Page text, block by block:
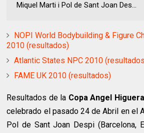
Miquel Marti i Pol de Sant Joan Des...
NOPI World Bodybuilding & Figure
2010 (resultados)
Atlantic States NPC 2010
FAME UK 2010 (resultados)
Resultados de la Copa Angel
celebrado el pasado 24 de Abril en el
Pol de Sant Joan Despi (Barcelona,